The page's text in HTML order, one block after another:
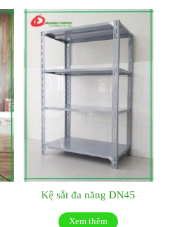
Kệ sắt đa năng DN45
Xem thêm